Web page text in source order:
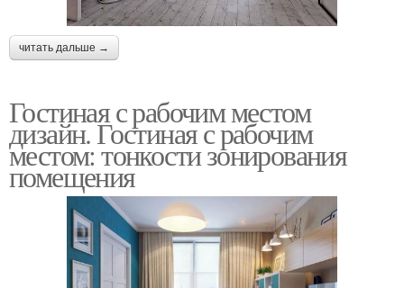
читать дальше →
Гостиная с рабочим местом
дизайн. Гостиная с рабочим
местом: тонкости зонирования
помещения